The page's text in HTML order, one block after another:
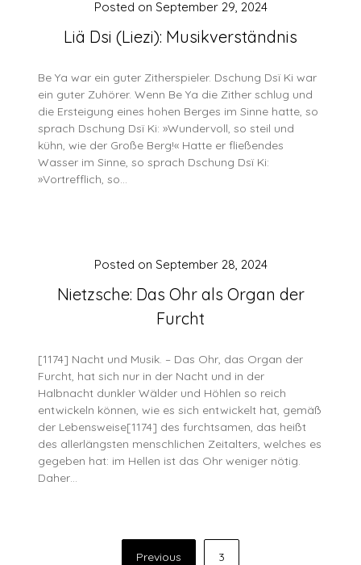
Liä Dsi (Liezi): Musikverständnis
Posted on September 29, 2024
Be Ya war ein guter Zitherspieler. Dschung Dsï Ki war
ein guter Zuhörer. Wenn Be Ya die Zither schlug und
die Ersteigung eines hohen Berges im Sinne hatte, so
sprach Dschung Dsï Ki: »Wundervoll, so steil und
kühn, wie der Große Berg!« Hatte er fließendes
Wasser im Sinne, so sprach Dschung Dsï Ki:
»Vortrefflich, so…
Nietzsche: Das Ohr als Organ der
Furcht
Posted on September 28, 2024
[1174] Nacht und Musik. – Das Ohr, das Organ der
Furcht, hat sich nur in der Nacht und in der
Halbnacht dunkler Wälder und Höhlen so reich
entwickeln können, wie es sich entwickelt hat, gemäß
der Lebensweise[1174] des furchtsamen, das heißt
des allerlängsten menschlichen Zeitalters, welches es
gegeben hat: im Hellen ist das Ohr weniger nötig.
Daher…
Seitennummerierung
Previous 3